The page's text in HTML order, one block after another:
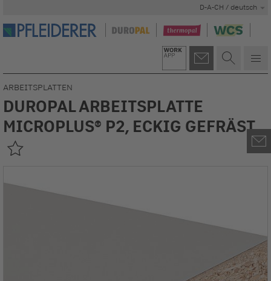
D-A-CH / deutsch
ARBEITSPLATTEN
DUROPAL ARBEITSPLATTE
MICROPLUS® P2, ECKIG GEFRÄST